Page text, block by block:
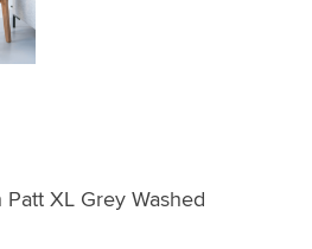
XL Grey Washed